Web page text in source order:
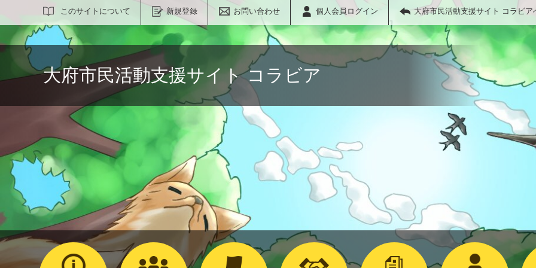
このサイトについて 新規登録 お問い合わせ 個人会員ログイン 大府市民活動支援サイト コラビア
サイト内検索
大府市民活動支援サイト コラビア